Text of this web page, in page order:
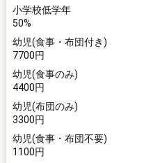
小学校低学年
50%
幼児(食事・布団付き)
7700円
幼児(食事のみ)
4400円
幼児(布団のみ)
3300円
幼児(食事・布団不要)
1100円